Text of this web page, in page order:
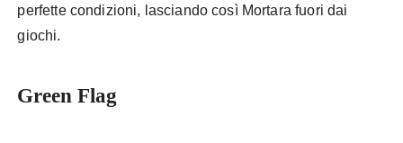
perfette condizioni, lasciando così Mortara fuori dai
giochi.
Green Flag